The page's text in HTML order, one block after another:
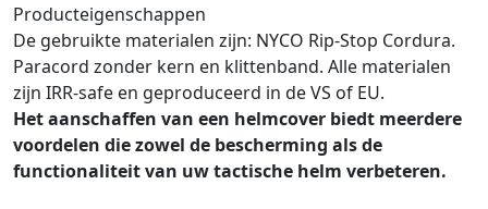
Producteigenschappen
De gebruikte materialen zijn: NYCO Rip-Stop Cordura.
Paracord zonder kern en klittenband. Alle materialen
zijn IRR-safe en geproduceerd in de VS of EU.
Het aanschaffen van een helmcover biedt meerdere
voordelen die zowel de bescherming als de
functionaliteit van uw tactische helm verbeteren.